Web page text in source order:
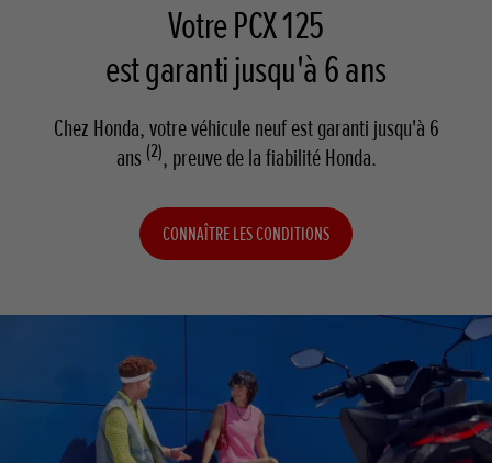
Votre PCX 125
est garanti jusqu'à 6 ans
Chez Honda, votre véhicule neuf est garanti jusqu'à 6
ans (2), preuve de la fiabilité Honda.
CONNAÎTRE LES CONDITIONS